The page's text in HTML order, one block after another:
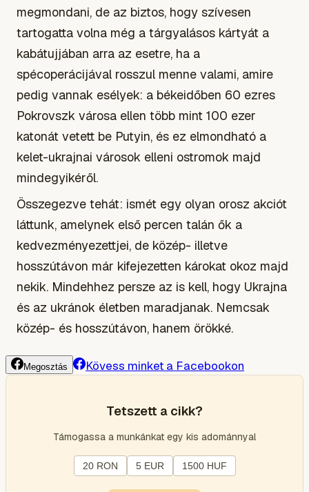
megmondani, de az biztos, hogy szívesen
tartogatta volna még a tárgyalásos kártyát a
kabátujjában arra az esetre, ha a
spécoperácijával rosszul menne valami, amire
pedig vannak esélyek: a békeidőben 60 ezres
Pokrovszk városa ellen több mint 100 ezer
katonát vetett be Putyin, és ez elmondható a
kelet-ukrajnai városok elleni ostromok majd
mindegyikéről.
Összegezve tehát: ismét egy olyan orosz akciót
láttunk, amelynek első percen talán ők a
kedvezményezettjei, de közép- illetve
hosszútávon már kifejezetten károkat okoz majd
nekik. Mindehhez persze az is kell, hogy Ukrajna
és az ukránok életben maradjanak. Nemcsak
közép- és hosszútávon, hanem örökké.
Megosztás Kövess minket a Facebookon
Tetszett a cikk?
Támogassa a munkánkat egy kis adománnyal
20 RON 5 EUR 1500 HUF